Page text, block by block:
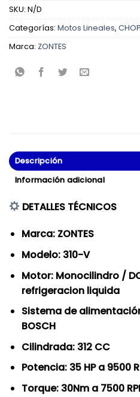
SKU: N/D
Categorías: Motos Lineales,
Marca: ZONTES
Descripción
Información adicional
DETALLES TÉCNICOS
Marca: ZONTES
Modelo: 310-V
Motor: Monocilindro /
refrigeracion liquida
Sistema de
BOSCH
Cilindrada: 312 CC
Potencia: 35 HP a 9500
Torque: 30Nm a 7500